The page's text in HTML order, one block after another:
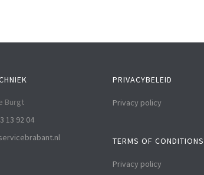
Burgt
13 92 04
PRIVACYBELEID
Privacy policy
TERMS OF CONDITIONS
Privacy policy